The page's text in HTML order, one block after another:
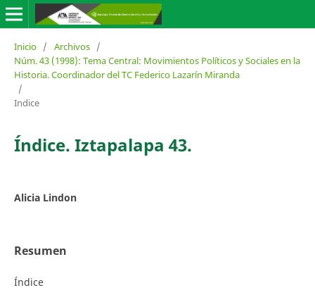
Inicio / Archivos /
Núm. 43 (1998): Tema Central: Movimientos Políticos y Sociales en la
Historia. Coordinador del TC Federico Lazarín Miranda
/
Indice
Índice. Iztapalapa 43.
Alicia Lindon
Resumen
Índice